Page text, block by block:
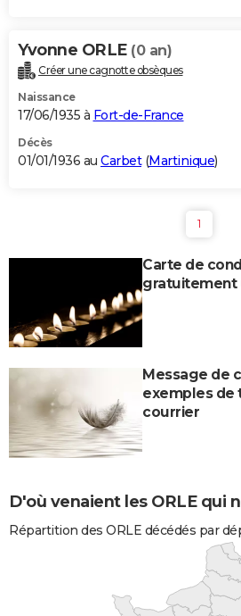
Yvonne ORLE (0 an)
Créer une cagnotte obsèques
Naissance
17/06/1935 à Fort-de-France
Décès
01/01/1936 au Carbet(Martinique)
1
Carte de
gratuitement
Message de
exemples de
courrier
D'où venaient les ORLE qui
Répartition des ORLE décédés par